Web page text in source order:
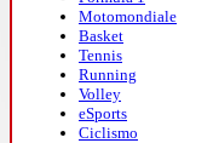
Motomondiale
Basket
Tennis
Running
Volley
eSports
Ciclismo